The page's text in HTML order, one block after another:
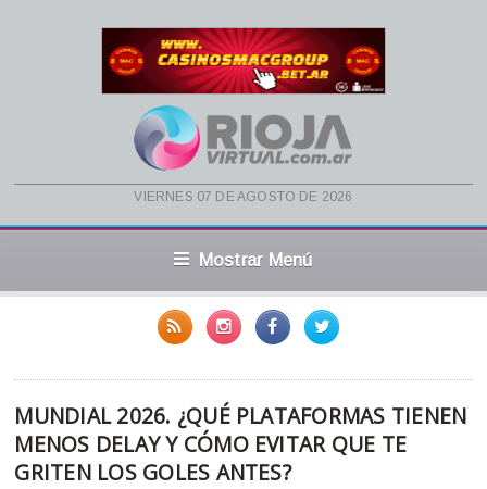
viernes 07 de agosto de 2026
Mostrar Menú
MUNDIAL 2026. ¿QUÉ PLATAFORMAS TIENEN
MENOS DELAY Y CÓMO EVITAR QUE TE
GRITEN LOS GOLES ANTES?